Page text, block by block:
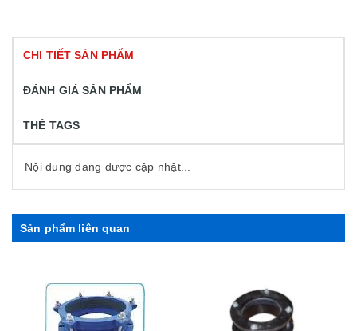
CHI TIẾT SẢN PHẨM
ĐÁNH GIÁ SẢN PHẨM
THẺ TAGS
Nội dung đang được cập nhật...
Sản phẩm liên quan